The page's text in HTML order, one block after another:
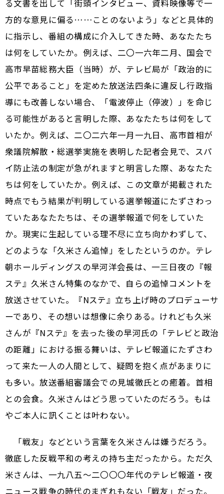
る文書を出して「街頭インタビュー、資料映像等で一
方的な意見に偏る……ことのないよう」などと具体的
に指示し、番組の構成に介入してきた時、あなたたち
は何をしていたか。例えば、二〇一六年二月、国会で
高市早苗総務大臣（当時）が、テレビ局が「政治的に
公平であること」を定めた放送法四条に違反し行政指
導にも改善しない場合、「電波停止（停波）」を命じ
る可能性があると言明した際、あなたたちは何をして
いたか。例えば、二〇二六年一月一九日、高市首相が
衆議院解散・総選挙実施を表明した記者会見で、スパ
イ防止法の制定が急がれますと明言した際、あなたた
ちは何をしていたか。例えば、この文章が掲載された
時点でもう結果が判明している選挙報道にたずさわっ
ていたあなたたちは、その選挙報道で何をしていた
か。現実に生起している理不尽に立ち向かわずして、
どのような「久米さん追悼」をしたというのか。テレ
朝ホールディングスの早河洋会長は、一三日夜の『報
ステ』久米さん特集のなかで、自らの追悼コメントを
放送させていた。『Nステ』立ち上げ時のプロデューサ
ーであり、その想いは想像に余りある。けれども久米
さんが『Nステ』を去った後の早河氏の「テレビと政治
の距離」における振る舞いは、テレビ報道にたずさわ
って来た一人の人間として、疑問を抱く点があまりに
も多い。放送番組審議会での見城徹氏との癒着。首相
との会食。久米さんはどう思っていたのだろう。もは
やご本人に訊くことは叶わない。
「戦友」などという言葉を久米さんは嫌うだろう。
徹底した反戦平和の考えの持ち主だったから。ただ久
米さんは、一九八五〜二〇〇〇年代のテレビ報道・夜
ニュース戦争の時代のまぎれもない「戦友」だった。